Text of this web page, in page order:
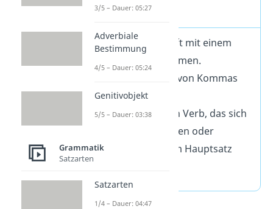
Attributsatzes
Er beginnt oft mit einem
Relativpronomen.
Er ist immer von Kommas
umgeben.
Er enthält ein Verb, das sich
auf das Nomen oder
Pronomen im Hauptsatz
3/5 – Dauer: 05:27
Adverbiale
Bestimmung
4/5 – Dauer: 05:24
Genitivobjekt
5/5 – Dauer: 03:38
Grammatik
Satzarten
Satzarten
1/4 – Dauer: 04:47